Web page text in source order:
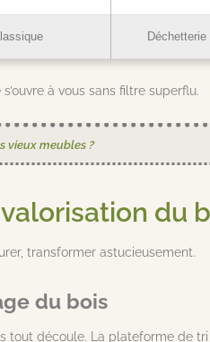
à vous sans filtre superflu.
vieux meubles ?
du
transformer astucieusement.
du bois
découle. La plateforme de